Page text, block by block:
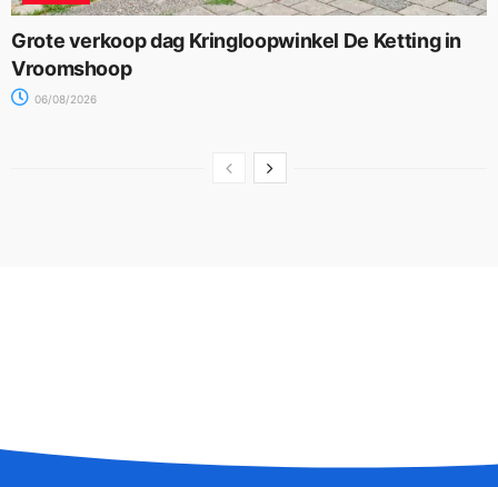
Grote verkoop dag Kringloopwinkel De Ketting in
Vroomshoop
06/08/2026